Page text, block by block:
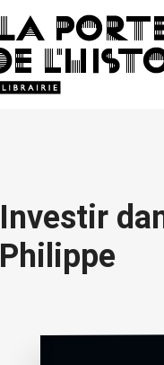
Investir
Philippe